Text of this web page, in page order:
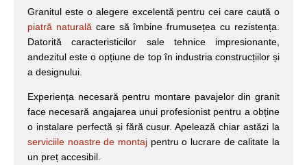
Granitul este o alegere excelentă pentru cei care caută o
piatră naturală care să îmbine frumusețea cu rezistența.
Datorită caracteristicilor sale tehnice impresionante,
andezitul este o opțiune de top în industria construcțiilor și
a designului.
Experiența necesară pentru montare pavajelor din granit
face necesară angajarea unui profesionist pentru a obține
o instalare perfectă și fără cusur. Apelează chiar astăzi la
serviciile noastre de montaj pentru o lucrare de calitate la
un preț accesibil.